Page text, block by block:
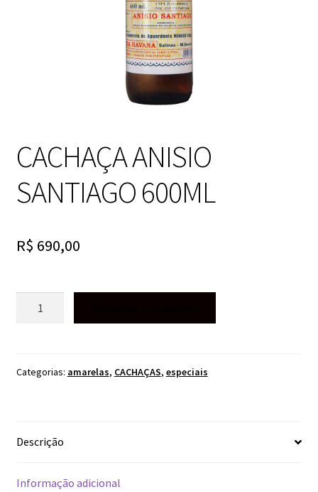
CACHAÇA ANISIO
SANTIAGO 600ML
R$ 690,00
quantidade
Categorias: amarelas, CACHAÇAS, especiais
Descrição
Informação adicional